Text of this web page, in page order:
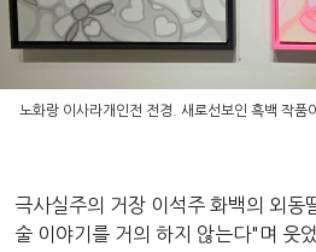
노화랑 이사라개인전 전경. 새로선보인 흑백 작품
극사실주의 거장 이석주 화백의 외동
술 이야기를 거의 하지 않는다"며 웃